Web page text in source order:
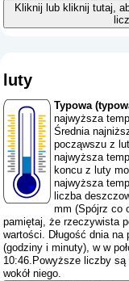
Kliknij lub kliknij tutaj,
luty
Typowa
najwyższa
Średnia
począwszu z
najwyższa
koncu z luty
najwyższa
liczba
mm (Spójrz co
pamiętaj, że rzeczywista
wartości. Długość dnia
(godziny i minuty), w w
10:46.Powyższe liczby są
wokół niego.